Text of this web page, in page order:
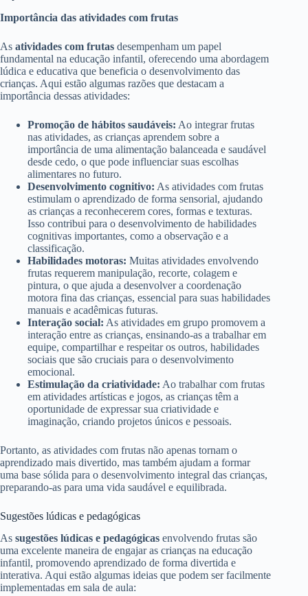
Importância das atividades com frutas
As atividades com frutas desempenham um papel
fundamental na educação infantil, oferecendo uma abordagem
lúdica e educativa que beneficia o desenvolvimento das
crianças. Aqui estão algumas razões que destacam a
importância dessas atividades:
Promoção de hábitos saudáveis: Ao integrar frutas
nas atividades, as crianças aprendem sobre a
importância de uma alimentação balanceada e saudável
desde cedo, o que pode influenciar suas escolhas
alimentares no futuro.
Desenvolvimento cognitivo: As atividades com frutas
estimulam o aprendizado de forma sensorial, ajudando
as crianças a reconhecerem cores, formas e texturas.
Isso contribui para o desenvolvimento de habilidades
cognitivas importantes, como a observação e a
classificação.
Habilidades motoras: Muitas atividades envolvendo
frutas requerem manipulação, recorte, colagem e
pintura, o que ajuda a desenvolver a coordenação
motora fina das crianças, essencial para suas habilidades
manuais e acadêmicas futuras.
Interação social: As atividades em grupo promovem a
interação entre as crianças, ensinando-as a trabalhar em
equipe, compartilhar e respeitar os outros, habilidades
sociais que são cruciais para o desenvolvimento
emocional.
Estimulação da criatividade: Ao trabalhar com frutas
em atividades artísticas e jogos, as crianças têm a
oportunidade de expressar sua criatividade e
imaginação, criando projetos únicos e pessoais.
Portanto, as atividades com frutas não apenas tornam o
aprendizado mais divertido, mas também ajudam a formar
uma base sólida para o desenvolvimento integral das crianças,
preparando-as para uma vida saudável e equilibrada.
Sugestões lúdicas e pedagógicas
As sugestões lúdicas e pedagógicas envolvendo frutas são
uma excelente maneira de engajar as crianças na educação
infantil, promovendo aprendizado de forma divertida e
interativa. Aqui estão algumas ideias que podem ser facilmente
implementadas em sala de aula: